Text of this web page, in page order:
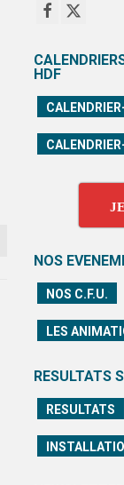
HDF
NOS
NOS C.F.U.
LES
RESULTATS
RESULTATS